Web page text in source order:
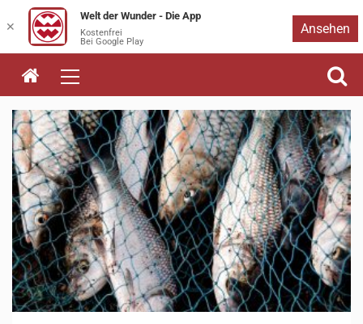
Zum
Inhalt
springen
✕
Welt der Wunder - Die App
Kostenfrei
Bei Google Play
Ansehen